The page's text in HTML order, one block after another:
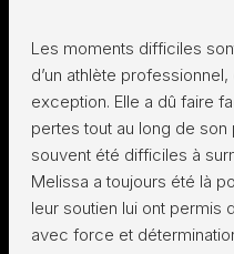
Les moments difficiles
d’un athlète
exception. Elle a dû faire
pertes tout au long de
souvent été difficiles à
Melissa a toujours été là
leur soutien lui ont permis
avec force et